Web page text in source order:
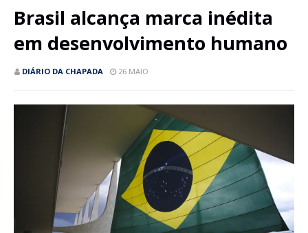
Brasil alcança marca inédita
em desenvolvimento humano
DIÁRIO DA CHAPADA 26 MAIO